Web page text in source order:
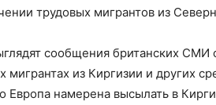
трудовых мигрантов из
сообщения британских СМИ
мигрантах из Киргизии и других
Европа намерена высылать в